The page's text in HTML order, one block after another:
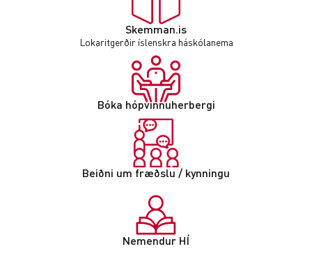
Skemman.is
Lokaritgerðir íslenskra háskólanema
Bóka hópvinnuherbergi
Beiðni um fræðslu / kynningu
Nemendur HÍ